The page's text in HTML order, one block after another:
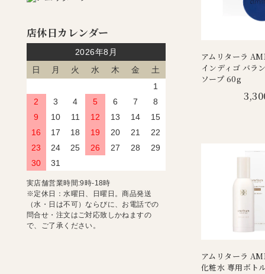
アムリターラ
インディゴ バラ
ソープ 60g
アムリターラ
化粧水 専用ボト
店休日カレンダー
2026年8月
日
月 火 水 木 金
土
1
2
3 4 5 6 7
8
9
10 11 12 13 14
15
16
17 18 19 20 21
22
23
24 25 26 27 28
29
30
31
実店舗営業時間:9時-18時
※定休日：水曜日、日曜日。商品発送
（水・日は不可）ならびに、お電話での
問合せ・注文はご対応致しかねますの
で、ご了承ください。